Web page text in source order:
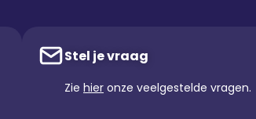
Stel je vraag
Zie hier onze veelgestelde vragen.